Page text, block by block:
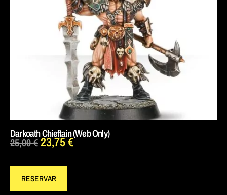
Darkoath Chieftain (Web Only)
25,00€23,75€
RESERVAR